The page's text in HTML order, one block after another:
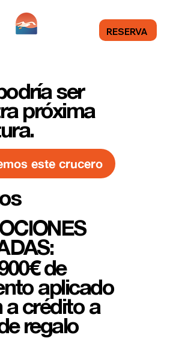
RESERVA
ser
próxima
este crucero
de
aplicado
a crédito a
regalo